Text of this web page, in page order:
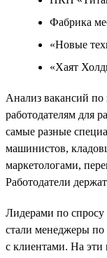
Фабрика
«Новые
«Хаят
Анализ вакансий по
работодателям для
самые разные
машинистов,
маркетологами,
Работодатели
Лидерами по спросу
стали менеджеры по
с клиентами. На эти